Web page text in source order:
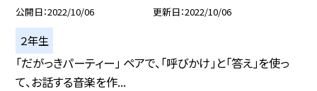
公開日 2022/10/06 更新日 2022/10/06
２年生
「だがっきパーティー」 ペアで、「呼びかけ」と「答え」を使っ
て、お話する音楽を作...